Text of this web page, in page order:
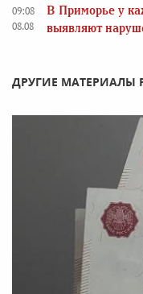
09:08
08.08
В Приморье у
выявляют
ДРУГИЕ МАТЕРИАЛЫ